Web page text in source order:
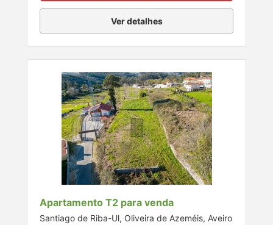
Ver detalhes
Apartamento T2 para venda
Santiago de Riba-Ul, Oliveira de Azeméis, Aveiro